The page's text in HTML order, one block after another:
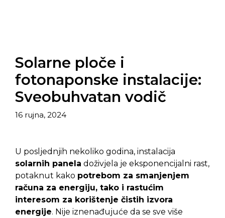
Solarne ploče i
fotonaponske instalacije:
Sveobuhvatan vodič
16 rujna, 2024
U posljednjih nekoliko godina, instalacija
solarnih panela doživjela je eksponencijalni rast,
potaknut kako potrebom za smanjenjem
računa za energiju, tako i rastućim
interesom za korištenje čistih izvora
energije. Nije iznenađujuće da se sve više